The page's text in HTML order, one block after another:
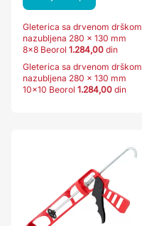
Gleterica sa drvenom drškom
nazubljena 280 x 130 mm
8x8 Beorol 1.284,00 din
Gleterica sa drvenom drškom
nazubljena 280 x 130 mm
10x10 Beorol 1.284,00 din